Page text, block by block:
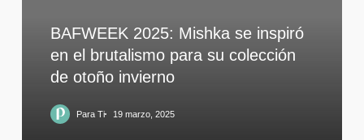
BAFWEEK 2025: Mishka se inspiró
en el brutalismo para su colección
de otoño invierno
Para Ti 19 marzo, 2025